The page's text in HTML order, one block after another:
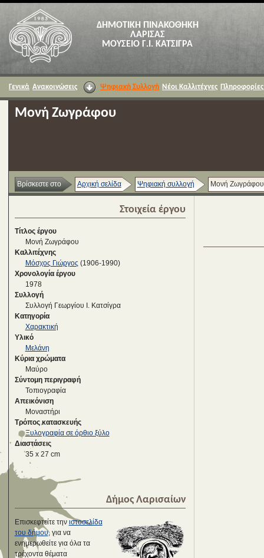
ΔΗΜΟΤΙΚΗ ΠΙΝΑΚΟΘΗΚΗ
ΛΑΡΙΣΑΣ
ΜΟΥΣΕΙΟ Γ.Ι. ΚΑΤΣΙΓΡΑ
Γενικά Ανακοινώσεις Ψηφιακή Συλλογή Νέοι Καλλιτέχνες Πληροφορίες
Μονή Ζωγράφου
Βρίσκεστε στο Αρχική σελίδα Ψηφιακή συλλογή Μονή Ζωγράφου
Στοιχεία έργου
Τίτλος έργου
Μονή Ζωγράφου
Καλλιτέχνης
Μόσχος Γιώργος (1906-1990)
Χρονολογία έργου
1978
Συλλογή
Συλλογή Γεωργίου Ι. Κατσίγρα
Κατηγορία
Χαρακτική
Υλικό
Μελάνη
Κύρια χρώματα
Μαύρο
Σύντομη περιγραφή
Τοπιογραφία
Απεικόνιση
Μοναστήρι
Τρόπος κατασκευής
Ξυλογραφία σε όρθιο ξύλο
Διαστάσεις
35 x 27 cm
Δήμος Λαρισαίων
Επισκεφτείτε την ιστοσελίδα
του δήμου, για να
ενημερωθείτε για όλα τα
τρέχοντα θέματα